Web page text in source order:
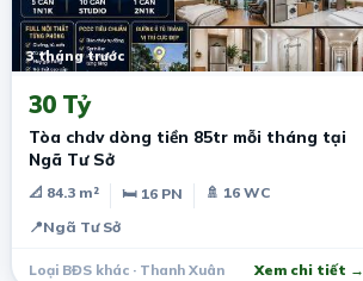
3 tháng trước
30 Tỷ
Tòa chdv dòng tiền 85tr mỗi tháng tại
Ngã Tư Sở
📐 84.3 m² 🛏 16 PN
🚿 16 WC
📍Ngã Tư Sở
Loại BĐS khác · Thanh Xuân Xem chi tiết →